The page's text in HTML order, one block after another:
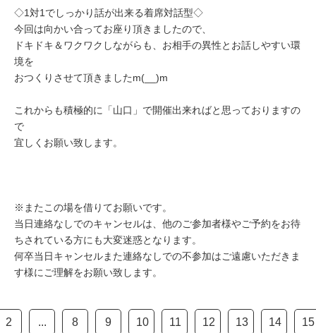
◇1対1でしっかり話が出来る着席対話型◇
今回は向かい合ってお座り頂きましたので、
ドキドキ＆ワクワクしながらも、お相手の異性とお話しやすい環
境を
おつくりさせて頂きましたm(__)m
これからも積極的に「山口」で開催出来ればと思っておりますの
で
宜しくお願い致します。
※またこの場を借りてお願いです。
当日連絡なしでのキャンセルは、他のご参加者様やご予約をお待
ちされている方にも大変迷惑となります。
何卒当日キャンセルまた連絡なしでの不参加はご遠慮いただきま
す様にご理解をお願い致します。
2 ... 8 9 10 11 12 13 14 15